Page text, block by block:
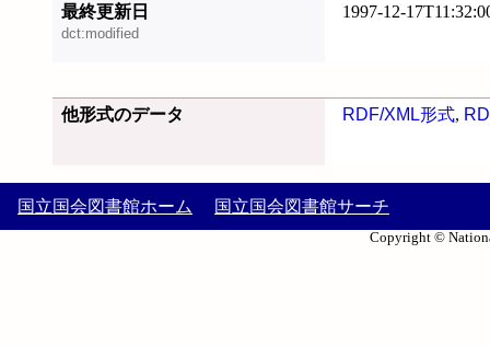
最終更新日
dct:modified
1997-12-
他形式のデータ RDF/XML形式,
国立国会図書館ホーム 国立国会図書館サーチ
Copyright ©